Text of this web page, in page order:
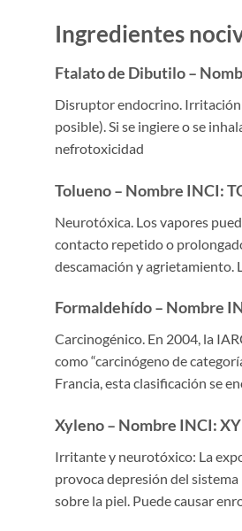
Ingredientes
Ftalato de Dibutilo –
Disruptor endocrino.
posible). Si se ingiere o se
nefrotoxicidad
Tolueno – Nombre INCI:
Neurotóxica. Los vapores
contacto repetido o
descamación y agrietamiento.
Formaldehído – Nombre
Carcinogénico. En 2004, la
como “carcinógeno de
Francia, esta clasificación se
Xyleno – Nombre INCI:
Irritante y neurotóxico: La
provoca depresión del
sobre la piel. Puede causar